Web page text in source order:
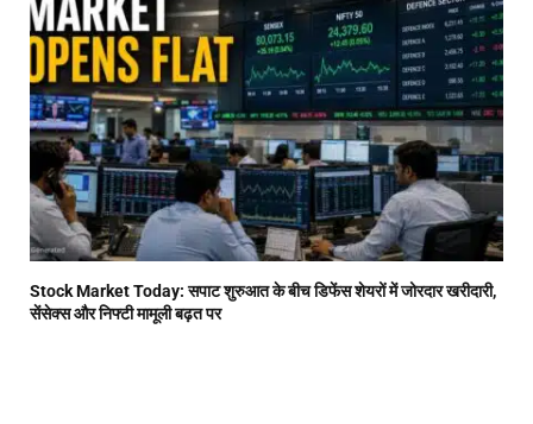
Stock Market Today: सपाट शुरुआत के बीच डिफेंस शेयरों में जोरदार खरीदारी,
सेंसेक्स और निफ्टी मामूली बढ़त पर